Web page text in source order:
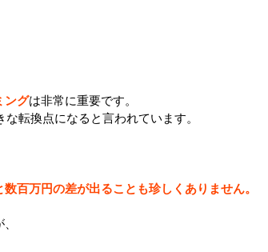
ングは非常に重要です。
転換点になると言われています。
百万円の差が出ることも珍しくありません。
、